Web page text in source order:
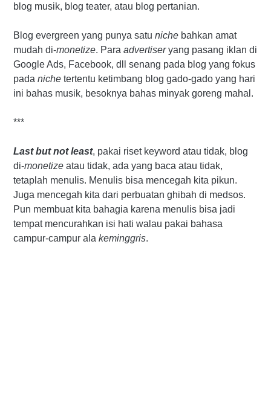
blog musik, blog teater, atau blog pertanian.
Blog evergreen yang punya satu niche bahkan amat
mudah di-monetize. Para advertiseryang pasang iklan di
Google Ads, Facebook, dll senang pada blog yang fokus
pada niche tertentu ketimbang blog gado-gado yang hari
ini bahas musik, besoknya bahas minyak goreng mahal.
***
Last but not least, pakai riset keyword atau tidak, blog
di-monetize atau tidak, ada yang baca atau tidak,
tetaplah menulis. Menulis bisa mencegah kita pikun.
Juga mencegah kita dari perbuatan ghibah di medsos.
Pun membuat kita bahagia karena menulis bisa jadi
tempat mencurahkan isi hati walau pakai bahasa
campur-campur ala keminggris.